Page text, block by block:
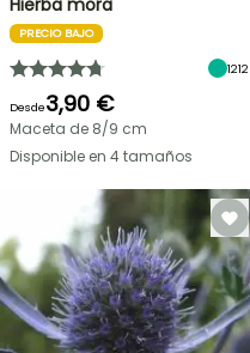
Hierba mora
PRECIO BAJO
1212
Desde3,90 €
Maceta de 8/9 cm
Disponible en 4 tamaños